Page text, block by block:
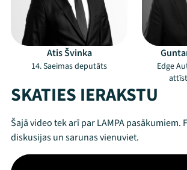
Atis Švinka
14. Saeimas deputāts
Edge
SKATIES IERAKSTU
Šajā video tek arī par LAMPA pasākumiem.
diskusijas un sarunas vienuviet.